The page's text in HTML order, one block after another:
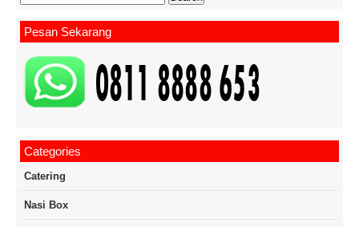
for:
Pesan Sekarang
Categories
Catering
Nasi Box